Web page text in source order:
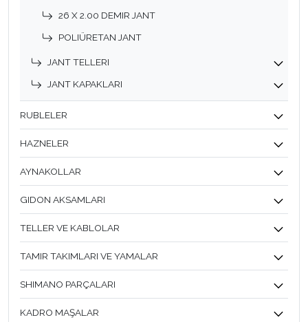
26 X 2.00 DEMIR JANT
POLIÜRETAN JANT
JANT TELLERI
JANT KAPAKLARI
RUBLELER
HAZNELER
AYNAKOLLAR
GIDON AKSAMLARI
TELLER VE KABLOLAR
TAMIR TAKIMLARI VE YAMALAR
SHIMANO PARÇALARI
KADRO MAŞALAR